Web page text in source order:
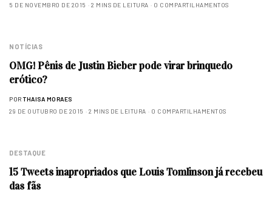
5 DE NOVEMBRO DE 2015
2 MINS DE LEITURA 0 COMPARTILHAMENTOS
NOTÍCIAS
OMG! Pênis de Justin Bieber pode virar brinquedo
erótico?
POR THAISA MORAES
29 DE OUTUBRO DE 2015
2 MINS DE LEITURA 0 COMPARTILHAMENTOS
DESTAQUE
15 Tweets inapropriados que Louis Tomlinson já recebeu
das fãs